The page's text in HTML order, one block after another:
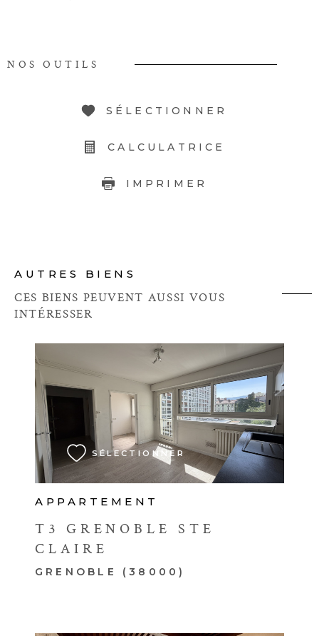
NOS OUTILS
SÉLECTIONNER
CALCULATRICE
IMPRIMER
AUTRES BIENS
CES BIENS PEUVENT AUSSI VOUS
INTÉRESSER
APPARTEMENT
T3 GRENOBLE STE
CLAIRE
GRENOBLE (38000)
SÉLECTIONNER
VOIR LE BIEN